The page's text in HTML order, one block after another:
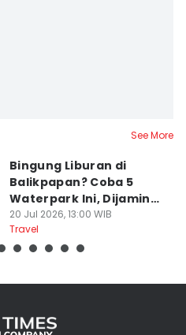
See More
Bingung Liburan di
Balikpapan? Coba 5
Waterpark Ini, Dijamin
Bikin Betah
20 Jul 2026, 13:00 WIB
Travel